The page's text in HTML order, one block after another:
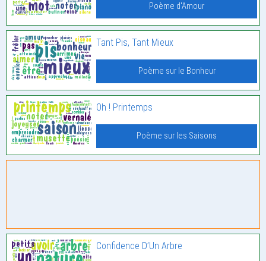
Poème d'Amour
Tant Pis, Tant Mieux
Poème sur le Bonheur
Oh ! Printemps
Poème sur les Saisons
Confidence D’Un Arbre